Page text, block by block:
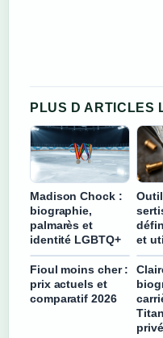
PLUS D ARTICLES
Madison Chock :
biographie,
palmarès et
identité LGBTQ+
et
Fioul moins cher :
prix actuels et
comparatif 2026